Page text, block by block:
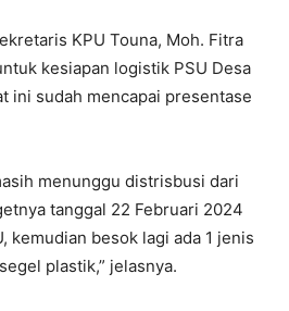
KPU Touna, Moh. Fitra
kesiapan logistik PSU Desa
ini sudah mencapai presentase
menunggu distrisbusi dari
tanggal 22 Februari 2024
kemudian besok lagi ada 1 jenis
plastik,” jelasnya.